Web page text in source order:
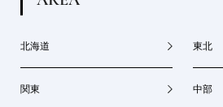
北海道 東北
関東 中部